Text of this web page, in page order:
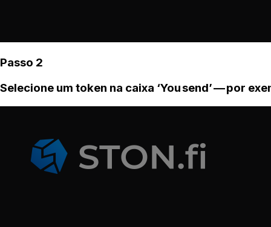
Passo 2
Selecione um token na caixa ‘You send’ — por